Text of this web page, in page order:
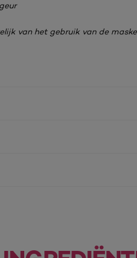
van het gebruik van de